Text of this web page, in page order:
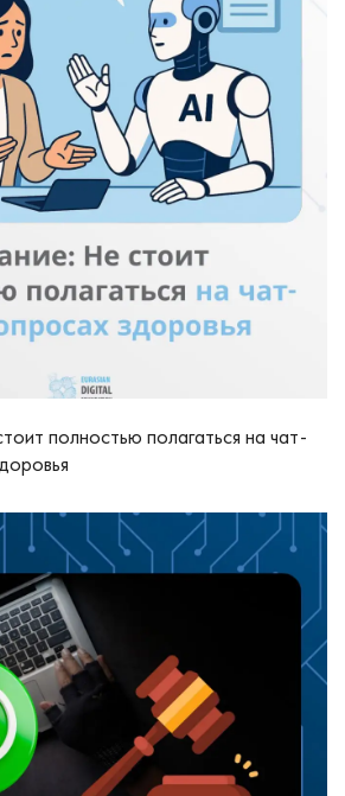
полностью полагаться на чат-